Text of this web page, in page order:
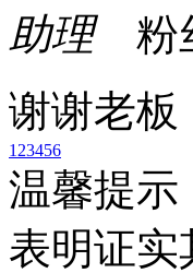
助理粉
谢谢老板
1 23456
温馨提示
表明证实